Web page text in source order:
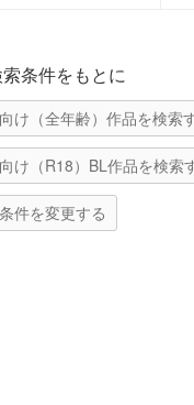
条件をもとに
け（全年齢）作品を検索
け（R18）BL作品を検索
件を変更する